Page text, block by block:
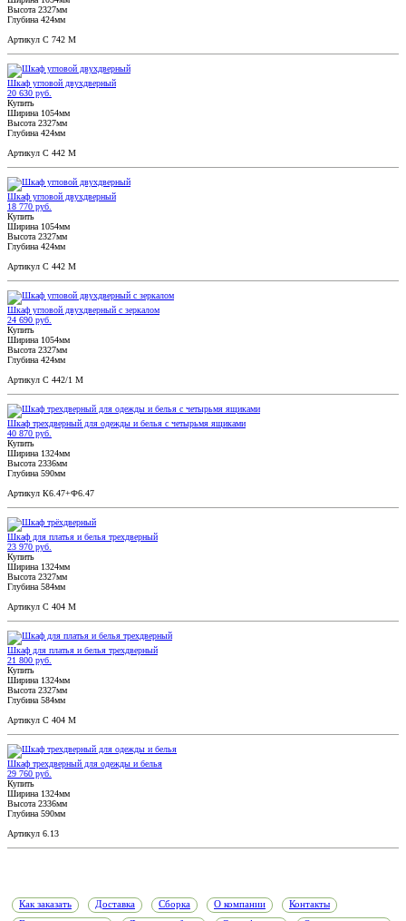
Высота 2327мм
Глубина 424мм
Артикул С 742 М
Шкаф угловой двухдверный
20 630 руб.
Купить
Ширина 1054мм
Высота 2327мм
Глубина 424мм
Артикул С 442 М
Шкаф угловой двухдверный
18 770 руб.
Купить
Ширина 1054мм
Высота 2327мм
Глубина 424мм
Артикул С 442 М
Шкаф угловой двухдверный с зеркалом
24 690 руб.
Купить
Ширина 1054мм
Высота 2327мм
Глубина 424мм
Артикул С 442/1 М
Шкаф трехдверный для одежды и белья с четырьмя ящиками
40 870 руб.
Купить
Ширина 1324мм
Высота 2336мм
Глубина 590мм
Артикул К6.47+Ф6.47
Шкаф для платья и белья трехдверный
23 970 руб.
Купить
Ширина 1324мм
Высота 2327мм
Глубина 584мм
Артикул С 404 М
Шкаф для платья и белья трехдверный
21 800 руб.
Купить
Ширина 1324мм
Высота 2327мм
Глубина 584мм
Артикул С 404 М
Шкаф трехдверный для одежды и белья
29 760 руб.
Купить
Ширина 1324мм
Высота 2336мм
Глубина 590мм
Артикул 6.13
Как заказать Доставка Сборка О компании
Контакты